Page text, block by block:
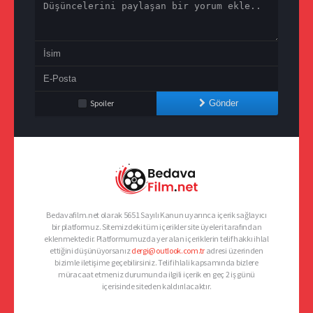
Spoiler Gönder
Bedavafilm.net olarak 5651 Sayılı Kanun uyarınca içerik sağlayıcı
bir platformuz. Sitemizdeki tüm içerikler site üyeleri tarafından
eklenmektedir. Platformumuzda yer alan içeriklerin telif hakkı ihlal
ettiğini düşünüyorsanızdergi@outlook.com.tr adresi üzerinden
bizimle iletişime geçebilirsiniz. Telif ihlali kapsamında bizlere
müracaat etmeniz durumunda ilgili içerik en geç 2 iş günü
içerisinde siteden kaldırılacaktır.